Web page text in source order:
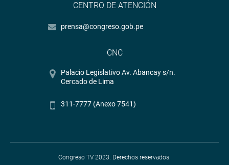
CENTRO DE ATENCIÓN
prensa@congreso.gob.pe
CNC
Palacio Legislativo Av. Abancay s/n.
Cercado de Lima
311-7777 (Anexo 7541)
Congreso TV 2023. Derechos reservados.